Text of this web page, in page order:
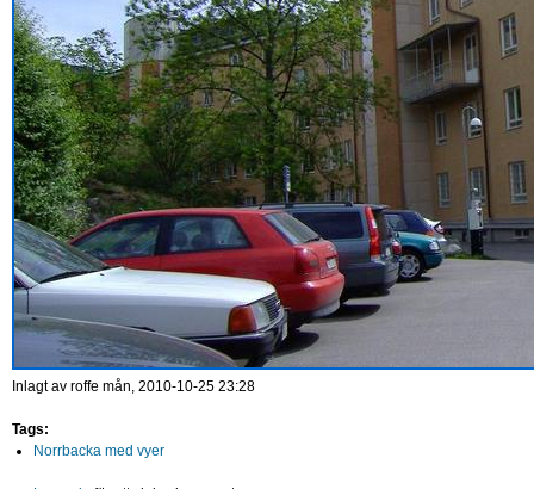
Inlagt av roffe mån, 2010-10-25 23:28
Tags:
Norrbacka med vyer